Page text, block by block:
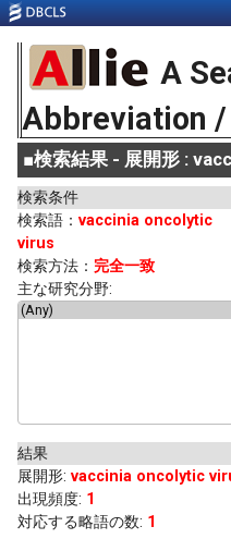
A
Abbreviation /
■検索結果 - 展開形 :
検索条件
検索語： vaccinia oncolytic
virus
検索方法： 完全一致
主な研究分野:
結果
展開形: vaccinia oncolytic
出現頻度: 1
対応する略語の数: 1